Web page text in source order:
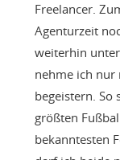
Freelancer.
Agenturzeit
weiterhin
nehme ich nur
begeistern. So
größten
bekanntesten